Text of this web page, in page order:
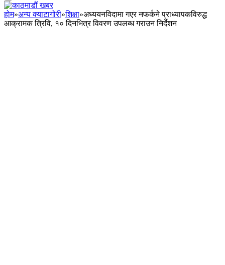
होम»अन्य क्याटागोरी»शिक्षा»अध्ययनविदामा गएर नफर्कने प्राध्यापकविरुद्ध
आक्रामक त्रिवि, १० दिनभित्र विवरण उपलब्ध गराउन निर्देशन